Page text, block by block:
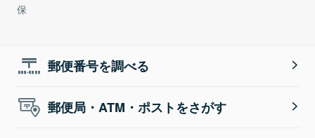
保
郵便番号を調べる
郵便局・ATM・ポストをさがす